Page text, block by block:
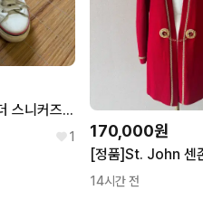
톰브라운 여성 레더 스니커즈 운동화 230
1 170,000원
14시간 전